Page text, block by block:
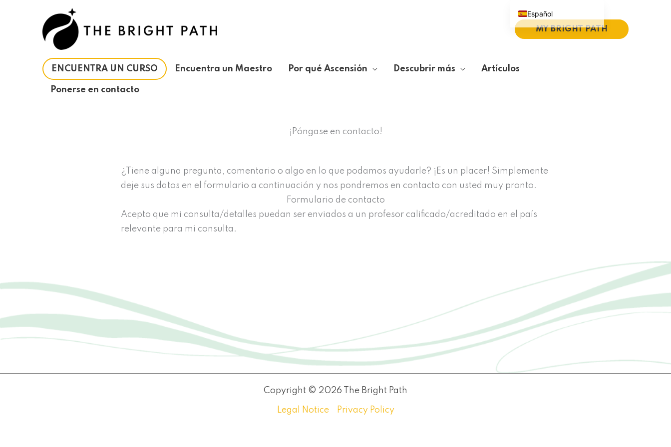
MY BRIGHT PATH
ENCUENTRA UN CURSO Encuentra un Maestro Por qué Ascensión Descubrir más Artículos
Ponerse en contacto
¡Póngase en contacto!
¿Tiene alguna pregunta, comentario o algo en lo que podamos ayudarle? ¡Es un placer! Simplemente
deje sus datos en el formulario a continuación y nos pondremos en contacto con usted muy pronto.
Formulario de contacto
Acepto que mi consulta/detalles puedan ser enviados a un profesor calificado/acreditado en el país
relevante para mi consulta.
Copyright © 2026 The Bright Path
Legal Notice Privacy Policy
Español
English (UK)